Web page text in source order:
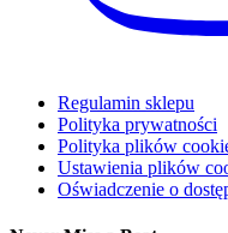
Regulamin sklepu
Polityka prywatności
Polityka plików
Ustawienia plików
Oświadczenie o